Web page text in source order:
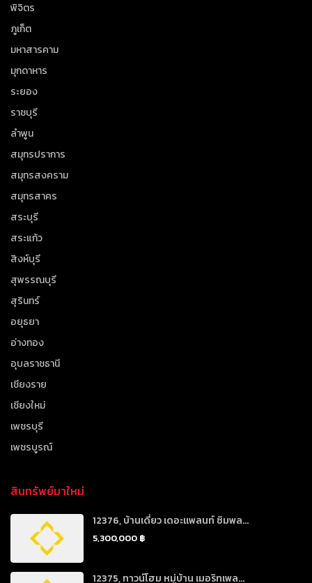
พิจิตร
ภูเก็ต
มหาสารคาม
มุกดาหาร
ระยอง
ราชบุรี
ลำพูน
สมุทรปราการ
สมุทรสงคราม
สมุทรสาคร
สระบุรี
สระแก้ว
สิงห์บุรี
สุพรรณบุรี
สุรินทร์
อยุธยา
อ่างทอง
อุบลราชธานี
เชียงราย
เชียงใหม่
เพชรบุรี
เพชรบูรณ์
สินทรัพย์มาใหม่
12376, บ้านเดี่ยว เดอะแพลนท์ ซิมพล...
5,300,000 ฿
12375, ทาวน์โฮม หมู่บ้าน เมอริทเพล...